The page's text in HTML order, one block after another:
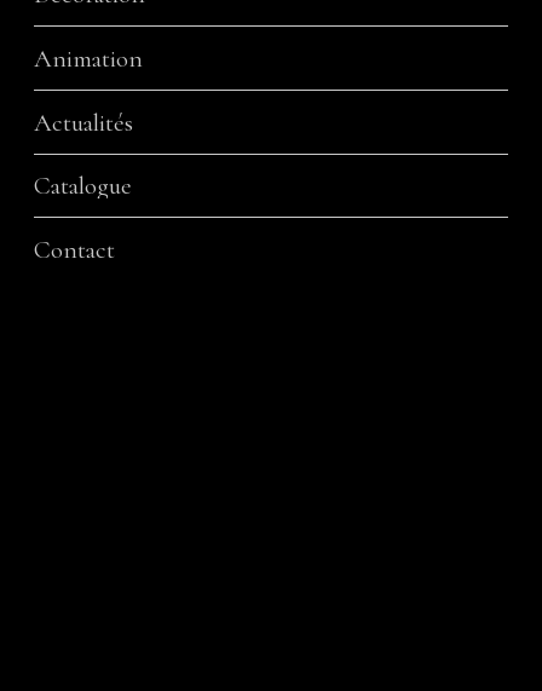
Animation
Actualités
Catalogue
Contact